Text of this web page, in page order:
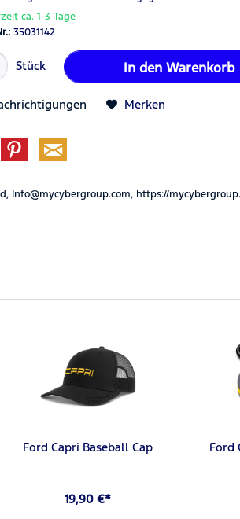
ca. 1-3 Tage
35031142
Stück In den Warenkorb
Merken
Info@mycybergroup.com, https://
Ford Capri Baseball Cap
19,90 €*
Ford